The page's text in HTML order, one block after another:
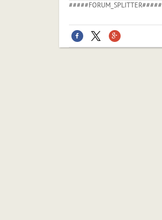
#####FORUM_SPLITTER#####